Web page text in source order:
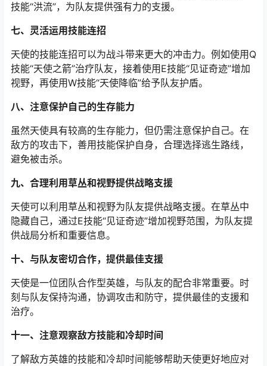
技能“洪流”，为队友提供强有力的支援。
七、灵活运用技能连招
天使的技能连招可以为战斗带来更大的冲击力。例如使用Q
技能“天使之箭”治疗队友，接着使用E技能“见证奇迹”增加
视野，再使用W技能“天使降临”给予队友护盾。
八、注意保护自己的生存能力
虽然天使具有较高的生存能力，但仍需注意保护自己。在
敌方的攻击下，善用技能保护自身，合理选择逃生路线，
避免被击杀。
九、合理利用草丛和视野提供战略支援
天使可以利用草丛和视野为队友提供战略支援。在草丛中
隐藏自己，通过E技能“见证奇迹”增加视野范围，为队友提
供战局分析和重要信息。
十、与队友密切合作，提供最佳支援
天使是一位团队合作型英雄，与队友的配合非常重要。时
刻与队友保持沟通，协调攻击和防守，提供最佳的支援和
治疗。
十一、注意观察敌方技能和冷却时间
了解敌方英雄的技能和冷却时间能够帮助天使更好地应对